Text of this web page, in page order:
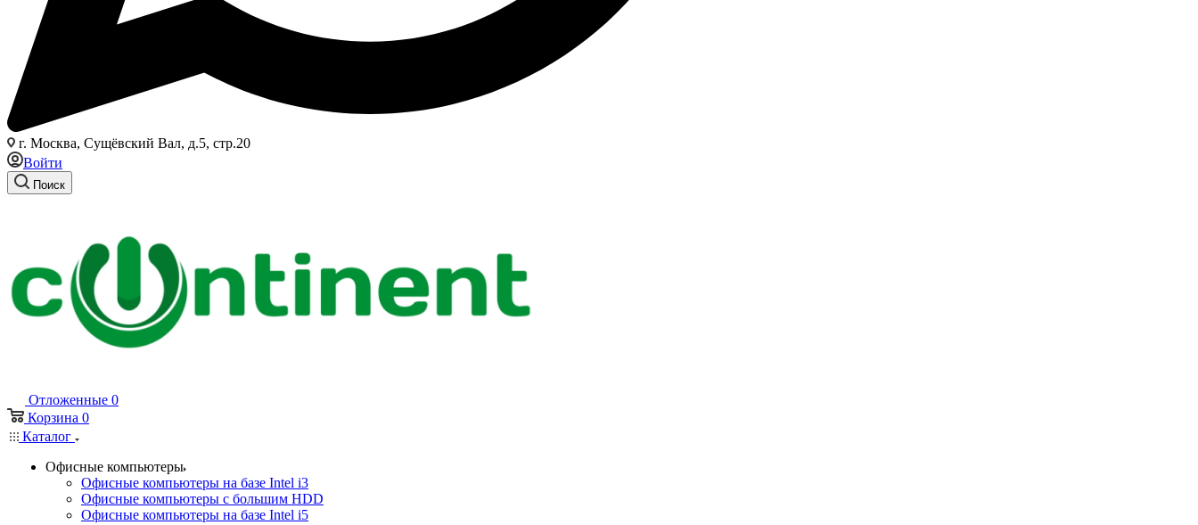
г. Москва, Сущёвский Вал, д.5, стр.20
Войти
Поиск
Отложенные 0
Корзина 0
Каталог
Офисные компьютеры
Офисные компьютеры на базе Intel i3
Офисные компьютеры с большим HDD
Офисные компьютеры на базе Intel i5